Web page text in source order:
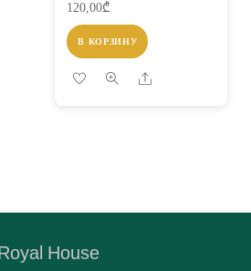
120,00₾
В КОРЗИНУ
Share
House